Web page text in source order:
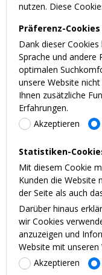
nutzen. Diese
Präferenz-Cookies
Dank dieser
Sprache und andere
optimalen
unsere Website
Ihnen zusätzliche
Erfahrungen.
Akzeptieren
Statistiken-
Mit diesem Cookie
Kunden die Website
der Seite als auch
Darüber hinaus
wir Cookies
anzuzeigen und
Website mit unseren
Akzeptieren